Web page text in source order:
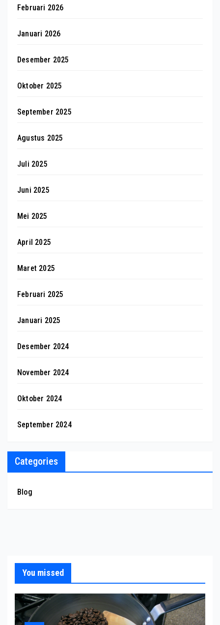
Februari 2026
Januari 2026
Desember 2025
Oktober 2025
September 2025
Agustus 2025
Juli 2025
Juni 2025
Mei 2025
April 2025
Maret 2025
Februari 2025
Januari 2025
Desember 2024
November 2024
Oktober 2024
September 2024
Categories
Blog
You missed